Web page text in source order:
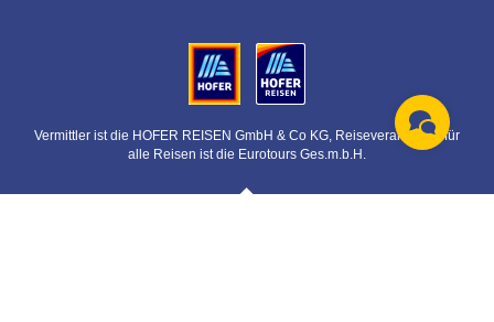
Vermittler ist die HOFER REISEN GmbH & Co KG, Reiseveranstalter für
alle Reisen ist die Eurotours Ges.m.b.H.